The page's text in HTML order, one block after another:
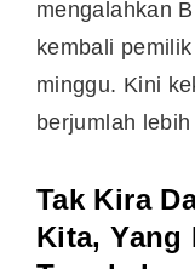
mengalahkan
kembali
minggu. Kini
berjumlah
Tak Kira
Kita, Yang